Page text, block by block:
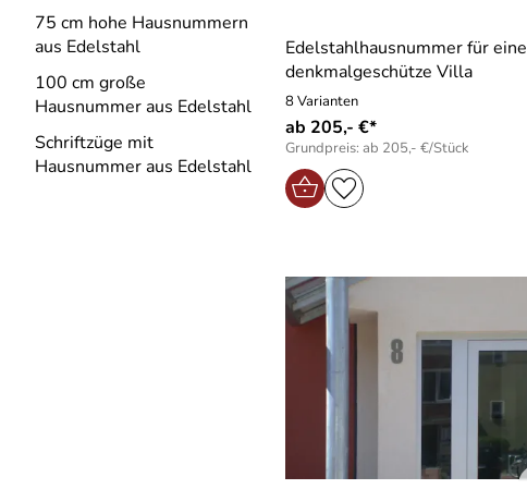
75 cm hohe Hausnummern
aus Edelstahl
100 cm große
Hausnummer aus Edelstahl
Schriftzüge mit
Hausnummer aus Edelstahl
Edelstahlhausnummer für eine
denkmalgeschütze Villa
8 Varianten
ab 205,- €*
Grundpreis: ab 205,- €/Stück